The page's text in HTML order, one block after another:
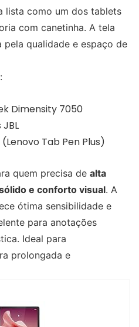
lista como um dos tablets
com canetinha. A tela
pela qualidade e espaço de
:
Dimensity 7050
(Lenovo Tab Pen Plus)
quem precisa de alta
e conforto visual. A
ótima sensibilidade e
para anotações
Ideal para
prolongada e